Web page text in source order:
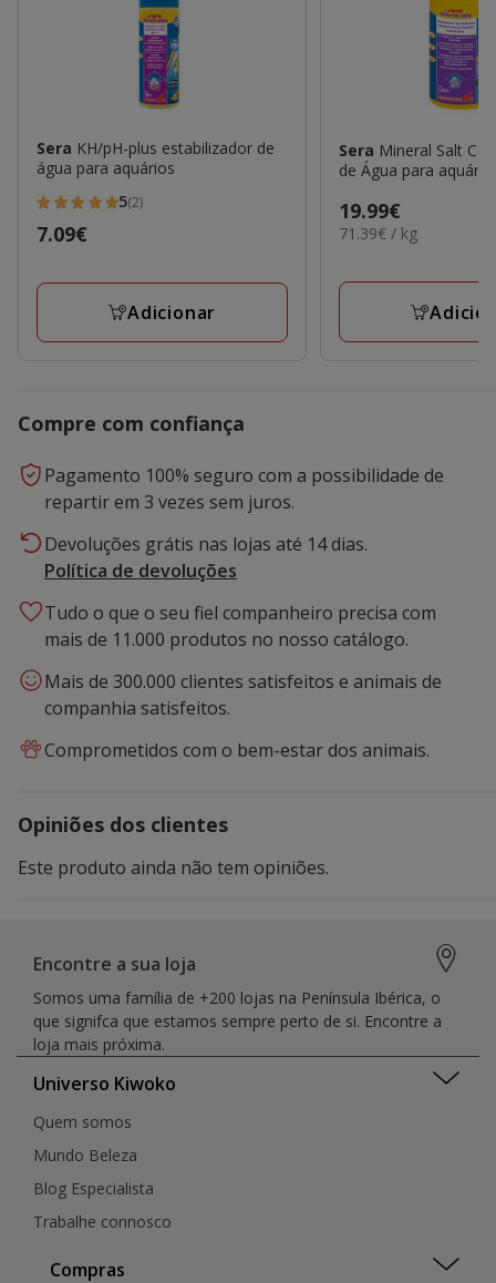
Sera KH/pH-plus estabilizador de
água para aquários
5
estrelas
2
avaliações
5(2)
Preço
7.09€
Adicionar
Sera Mineral Salt
de Água para
Preço
19.99€
19.99€
71.39€
71.39€ / kg
Compre com confiança
Pagamento 100% seguro com a possibilidade de
repartir em 3 vezes sem juros.
Devoluções grátis nas lojas até 14 dias.
Política de devoluções
Tudo o que o seu fiel companheiro precisa com
mais de 11.000 produtos no nosso catálogo.
Mais de 300.000 clientes satisfeitos e animais de
companhia satisfeitos.
Comprometidos com o bem-estar dos animais.
Opiniões dos clientes
Este produto ainda não tem opiniões.
Encontre a sua loja
Somos uma família de +200 lojas na Península Ibérica, o
que signifca que estamos sempre perto de si. Encontre a
loja mais próxima.
Universo Kiwoko
Quem somos
Mundo Beleza
Blog Especialista
Trabalhe connosco
Compras